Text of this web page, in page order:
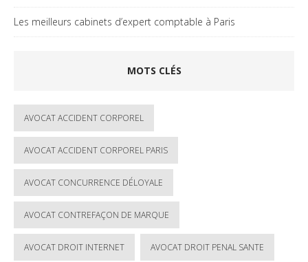
Les meilleurs cabinets d’expert comptable à Paris
MOTS CLÉS
AVOCAT ACCIDENT CORPOREL
AVOCAT ACCIDENT CORPOREL PARIS
AVOCAT CONCURRENCE DÉLOYALE
AVOCAT CONTREFAÇON DE MARQUE
AVOCAT DROIT INTERNET AVOCAT DROIT PENAL SANTE